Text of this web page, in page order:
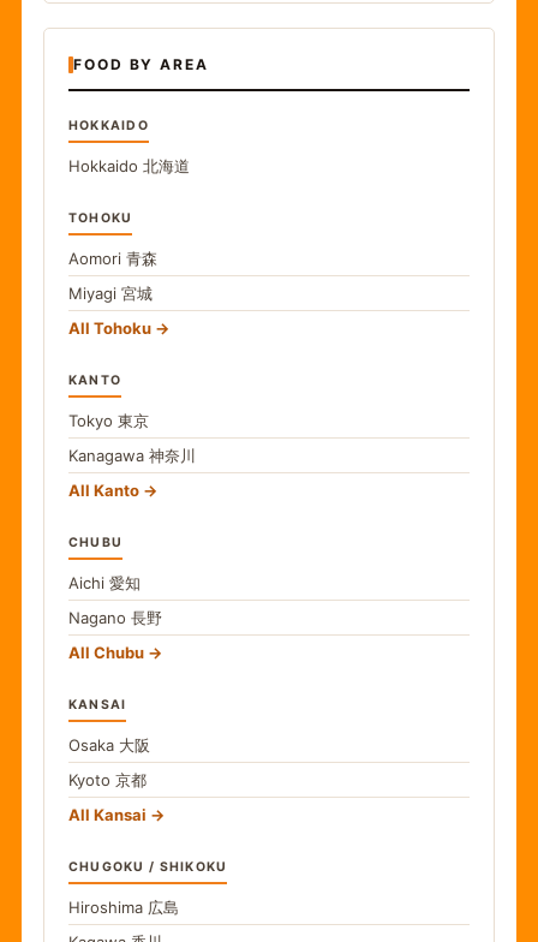
FOOD BY AREA
HOKKAIDO
Hokkaido 北海道
TOHOKU
Aomori 青森
Miyagi 宮城
All Tohoku
KANTO
Tokyo 東京
Kanagawa 神奈川
All Kanto
CHUBU
Aichi 愛知
Nagano 長野
All Chubu
KANSAI
Osaka 大阪
Kyoto 京都
All Kansai
CHUGOKU / SHIKOKU
Hiroshima 広島